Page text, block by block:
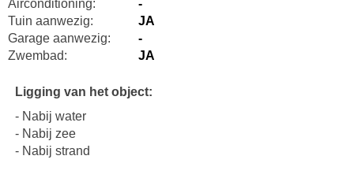
Airconditioning:
-
Tuin aanwezig:
JA
Garage aanwezig:
-
Zwembad:
JA
Ligging van het object:
- Nabij water
- Nabij zee
- Nabij strand